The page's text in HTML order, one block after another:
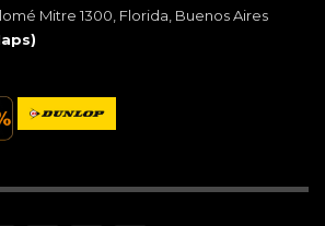
Mitre 1300, Florida, Buenos Aires